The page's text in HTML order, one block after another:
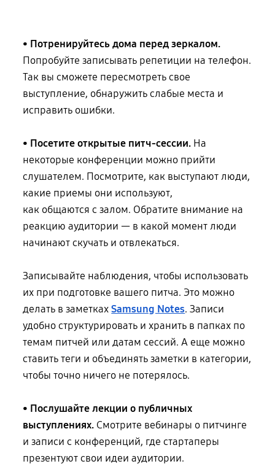
• Потренируйтесь дома перед зеркалом.
Попробуйте записывать репетиции на телефон.
Так вы сможете пересмотреть свое
выступление, обнаружить слабые места и
исправить ошибки.
• Посетите открытые питч-сессии. На
некоторые конференции можно прийти
слушателем. Посмотрите, как выступают люди,
какие приемы они используют,
как общаются с залом. Обратите внимание на
реакцию аудитории — в какой момент люди
начинают скучать и отвлекаться.
Записывайте наблюдения, чтобы использовать
их при подготовке вашего питча. Это можно
делать в заметкахSamsung Notes. Записи
удобно структурировать и хранить в папках по
темам питчей или датам сессий. А еще можно
ставить теги и объединятьзаметки в категории,
чтобы точно ничего не потерялось.
• Послушайте лекции о публичных
выступлениях. Смотрите вебинары о питчинге
и записи с конференций, где стартаперы
презентуют свои идеи аудитории.